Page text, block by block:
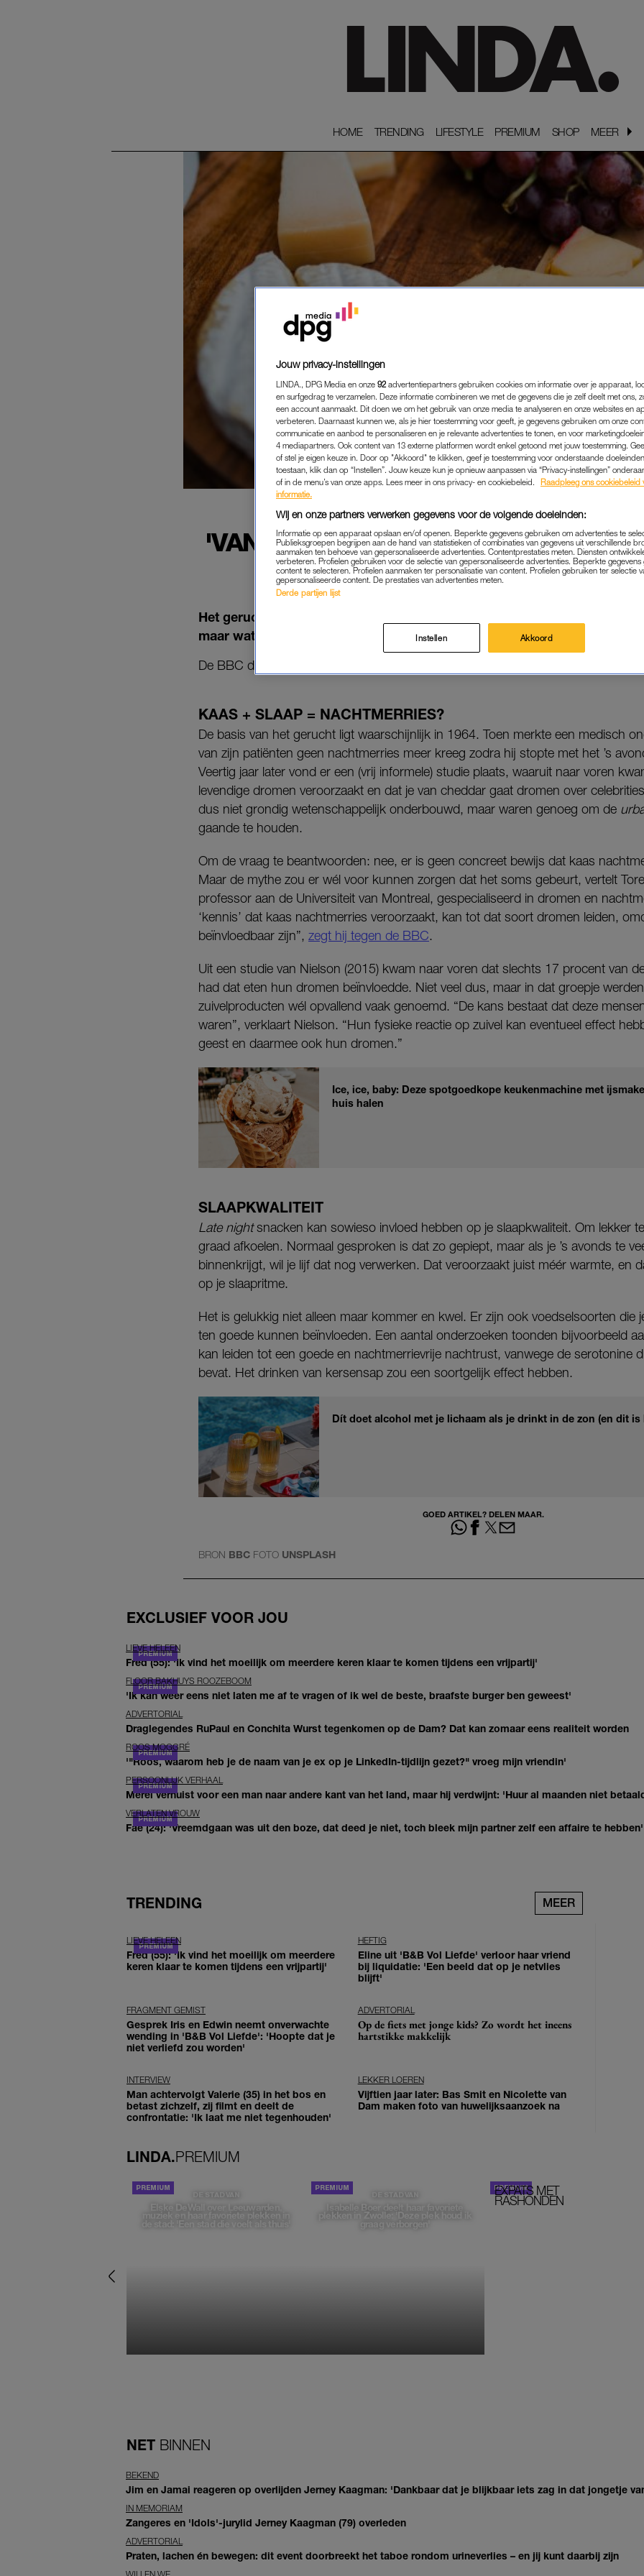
HOME
HOME TRENDING
TRENDING LIFESTYLE
LIFESTYLE PREMIUM
PREMIUM SHOP
SHOP MEER
MEER
'VAN KAAS KRIJG JE
DEZE MYTHE NOU WEL OF
KOKEN & ETEN|WIL JE WETEN
21-06-2025 | ELLEN HENSBERGEN
Het gerucht dat het eten van kaas de kans op nachtmerries vergroot
maar wat klopt daar nou van?
De BBC dook er eens helemaal in.
KAAS + SLAAP = NACHTMERRIES?
De basis van het gerucht ligt waarschijnlijk in 1964. Toen merkte een medisch
van zijn patiënten geen nachtmerries meer kreeg zodra hij stopte met het ’s
Veertig jaar later vond er een (vrij informele) studie plaats, waaruit naar voren
levendige dromen veroorzaakt en dat je van cheddar gaat dromen over
dus niet grondig wetenschappelijk onderbouwd, maar waren genoeg om de
gaande te houden.
Om de vraag te beantwoorden: nee, er is geen concreet bewijs dat kaas
Maar de mythe zou er wél voor kunnen zorgen dat het soms gebeurt, vertelt
professor aan de Universiteit van Montreal, gespecialiseerd in dromen en
‘kennis’ dat kaas nachtmerries veroorzaakt, kan tot dat soort dromen leiden,
beïnvloedbaar zijn”, zegt hij tegen de BBC.
Uit een studie van Nielson (2015) kwam naar voren dat slechts 17 procent van
had dat eten hun dromen beïnvloedde. Niet veel dus, maar in dat groepje
zuivelproducten wél opvallend vaak genoemd. “De kans bestaat dat deze
waren”, verklaart Nielson. “Hun fysieke reactie op zuivel kan eventueel effect
geest en daarmee ook hun dromen.”
Ice, ice, baby: Deze spotgoedkope keukenmachine met
huis halen
SLAAPKWALITEIT
Late nightsnacken kan sowieso invloed hebben op je slaapkwaliteit. Om lekker
graad afkoelen. Normaal gesproken is dat zo gepiept, maar als je ’s avonds te
binnenkrijgt, wil je lijf dat nog verwerken. Dat veroorzaakt juist méér warmte, en
op je slaapritme.
Het is gelukkig niet alleen maar kommer en kwel. Er zijn ook voedselsoorten die
ten goede kunnen beïnvloeden. Een aantal onderzoeken toonden bijvoorbeeld
kan leiden tot een goede en nachtmerrievrije nachtrust, vanwege de serotonine
bevat. Het drinken van kersensap zou een soortgelijk effect hebben.
Dít doet alcohol met je lichaam als je drinkt in de zon (en dit is
GOED ARTIKEL? DELEN MAAR.
BRON BBC FOTO UNSPLASH
EXCLUSIEF VOOR JOU
LIEVE HELEEN
Fred (55): 'Ik vind het moeilijk om meerdere keren klaar te komen tijdens een vrijpartij'
FLOOR BAKHUYS ROOZEBOOM
'Ik kan weer eens niet laten me af te vragen of ik wel de beste, braafste burger ben geweest'
ADVERTORIAL
Draglegendes RuPaul en Conchita Wurst tegenkomen op de Dam? Dat kan zomaar eens realiteit worden
ROOS MOGGRÉ
'"Roos, waarom heb je de naam van je ex op je LinkedIn-tijdlijn gezet?" vroeg mijn vriendin'
PERSOONLIJK VERHAAL
Merel verhuist voor een man naar andere kant van het land, maar hij verdwijnt: 'Huur al maanden niet
VERLATEN VROUW
Fae (24): 'Vreemdgaan was uit den boze, dat deed je niet, toch bleek mijn partner zelf een affaire te hebben'
TRENDING MEER
LIEVE HELEEN
Fred (55): 'Ik vind het moeilijk om meerdere
keren klaar te komen tijdens een vrijpartij'
HEFTIG
Eline uit 'B&B Vol Liefde' verloor haar vriend
bij liquidatie: 'Een beeld dat op je netvlies
blijft'
FRAGMENT GEMIST
Gesprek Iris en Edwin neemt onverwachte
wending in 'B&B Vol Liefde': 'Hoopte dat je
niet verliefd zou worden'
ADVERTORIAL
Op de fiets met jonge kids? Zo wordt het ineens
hartstikke makkelijk
INTERVIEW
Man achtervolgt Valerie (35) in het bos en
betast zichzelf, zij filmt en deelt de
confrontatie: 'Ik laat me niet tegenhouden'
LEKKER LOEREN
Vijftien jaar later: Bas Smit en Nicolette van
Dam maken foto van huwelijksaanzoek na
LINDA.PREMIUM
DE STAD VAN
Elske DeWall over Leeuwarden,
muziek en haar favoriete plekken in
de stad: 'Een stad die voelt als thuis'
DE STAD VAN
Isabelle Boer deelt haar favoriete
plekken in Zwolle: 'Deze plek houd ik
graag verborgen'
EXPATS MET
RASHONDEN
NET BINNEN
BEKEND
Jim en Jamai reageren op overlijden Jerney Kaagman: 'Dankbaar dat je blijkbaar iets zag in dat jongetje
IN MEMORIAM
Zangeres en 'Idols'-jurylid Jerney Kaagman (79) overleden
ADVERTORIAL
Praten, lachen én bewegen: dit event doorbreekt het taboe rondom urineverlies – en jij kunt daarbij zijn
Jouw privacy-instellingen
LINDA., DPG Media en onze 92 advertentiepartners gebruiken cookies om informatie over je apparaat,
en surfgedrag te verzamelen. Deze informatie combineren we met de gegevens die je zelf deelt met ons,
een account aanmaakt. Dit doen we om het gebruik van onze media te analyseren en onze websites en
verbeteren. Daarnaast kunnen we, als je hier toestemming voor geeft, je gegevens gebruiken om onze
communicatie en aanbod te personaliseren en je relevante advertenties te tonen, en voor
4 mediapartners. Ook content van 13 externe platformen wordt enkel getoond met jouw toestemming.
of stel je eigen keuze in. Door op "Akkoord" te klikken, geef je toestemming voor onderstaande
toestaan, klik dan op “Instellen”. Jouw keuze kun je opnieuw aanpassen via “Privacy-instellingen”
of in de menu’s van onze apps. Lees meer in ons privacy- en cookiebeleid.
Raadpleeg ons cookiebeleid
informatie.
Wij en onze partners verwerken gegevens voor de volgende doeleinden:
Informatie op een apparaat opslaan en/of openen. Beperkte gegevens gebruiken om advertenties te
Publieksgroepen begrijpen aan de hand van statistieken of combinaties van gegevens uit verschillende
aanmaken ten behoeve van gepersonaliseerde advertenties. Contentprestaties meten. Diensten
verbeteren. Profielen gebruiken voor de selectie van gepersonaliseerde advertenties. Beperkte
content te selecteren. Profielen aanmaken ter personalisatie van content. Profielen gebruiken ter selectie
gepersonaliseerde content. De prestaties van advertenties meten.
Derde partijen lijst
Instellen Akkoord